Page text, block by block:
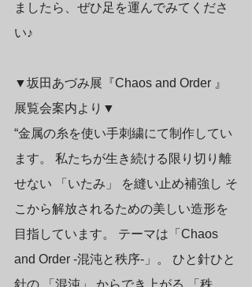
ましたら、ぜひ足を運んでみてくださ
い♪
▼坂田あづみ展『Chaos and Order 』
展覧会案内より▼
“金属の糸を使い手刺繍にて制作してい
ます。 私たちが生き続ける限り切り離
せない 「いたみ」 を縫い止め補強し そ
こから解放されるための美しい造形を
目指しています。 テーマは「Chaos
and Order -混沌と秩序-」。 ひと針ひと